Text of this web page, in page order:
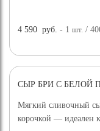
4 590 руб. - 1шт. /
СЫР БРИ С БЕЛОЙ
Мягкий сливочный
корочкой — идеален